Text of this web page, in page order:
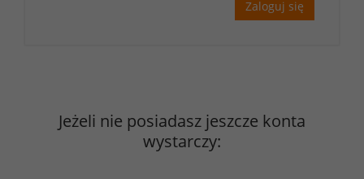
Zaloguj się
Jeżeli nie posiadasz jeszcze konta
wystarczy: